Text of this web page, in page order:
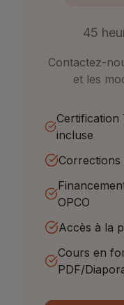
45
Contactez-
et les
Certification
incluse
Corrections
OPCO
Accès à la
Cours en
PDF/